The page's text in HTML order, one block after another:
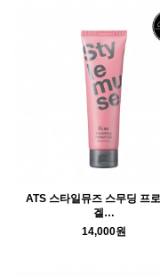
ATS 스타일뮤즈 스무딩 프
겔…
14,000원